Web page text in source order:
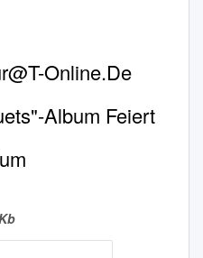
Online.De
Album Feiert